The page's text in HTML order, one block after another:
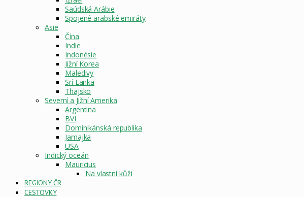
Saúdská Arábie
Spojené arabské emiráty
Asie
Čína
Indie
Indonésie
Jižní Korea
Maledivy
Srí Lanka
Thajsko
Severní a Jižní Amerika
Argentina
BVI
Dominikánská republika
Jamajka
USA
Indický oceán
Mauricius
Na vlastní kůži
REGIONY ČR
CESTOVKY